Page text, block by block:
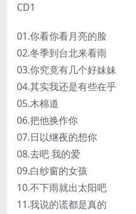
CD1
01.你看你看月亮的脸
02.冬季到台北来看雨
03.你究竟有几个好妹妹
04.其实我还是有些在乎
05.木棉道
06.把他换作你
07.日以继夜的想你
08.去吧 我的爱
09.白纱窗的女孩
10.不下雨就出太阳吧
11.我说的谎都是真的